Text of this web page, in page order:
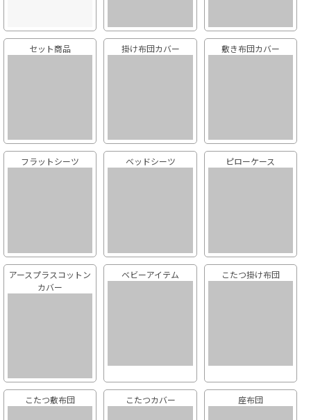
セット商品 掛け布団カバー 敷き布団カバー
フラットシーツ ベッドシーツ ピローケース
アースプラスコットン
カバー
ベビーアイテム こたつ掛け布団
こたつ敷布団 こたつカバー 座布団